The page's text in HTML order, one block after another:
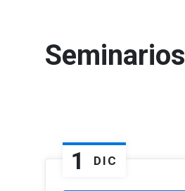
Seminarios
1 DIC